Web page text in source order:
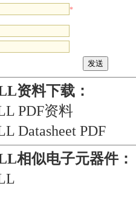
*
资料下载：
PDF资料
Datasheet PDF
相似电子元器件：